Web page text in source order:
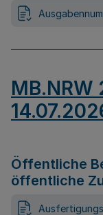
MB.NRW
Öffentliche
öffentliche